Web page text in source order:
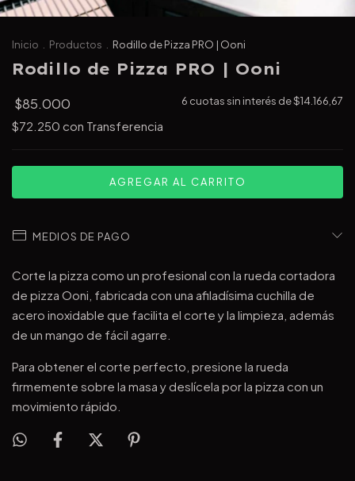
Inicio Productos Rodillo de Pizza PRO | Ooni
Rodillo de Pizza PRO | Ooni
$85.000 6 cuotas sin interés de$14.166,67
$72.250 con Transferencia
MEDIOS DE PAGO
Corte la pizza como un profesional con la rueda cortadora
de pizza Ooni, fabricada con una afiladísima cuchilla de
acero inoxidable que facilita el corte y la limpieza, además
de un mango de fácil agarre.
Para obtener el corte perfecto, presione la rueda
firmemente sobre la masa y deslícela por la pizza con un
movimiento rápido.